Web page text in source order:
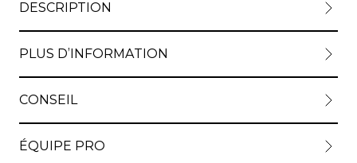
DESCRIPTION
PLUS D’INFORMATION
CONSEIL
ÉQUIPE PRO